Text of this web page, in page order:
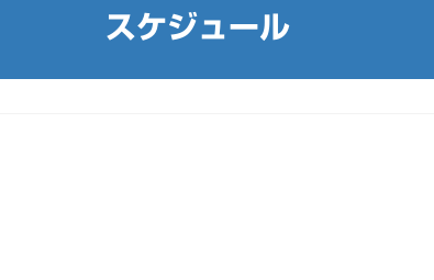
スケジュール